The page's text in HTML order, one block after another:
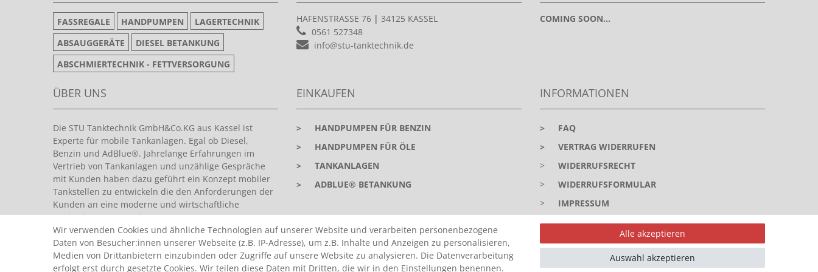
FASSREGALE HANDPUMPEN
LAGERTECHNIK
ABSAUGGERÄTE
DIESEL BETANKUNG
ABSCHMIERTECHNIK - FETTVERSORGUNG
HAFENSTRASSE 76 | 34125 KASSEL
0561 527348
info@stu-tanktechnik.de
COMING SOON...
ÜBER UNS
Die STU Tanktechnik GmbH&Co.KG aus Kassel ist
Experte für mobile Tankanlagen. Egal ob Diesel,
Benzin und AdBlue®. Jahrelange Erfahrungen im
Vertrieb von Tankanlagen und unzählige Gespräche
mit Kunden haben dazu geführt ein Konzept mobiler
Tankstellen zu entwickeln die den Anforderungen der
Kunden an eine moderne und wirtschaftliche
Tankanlage entsprechen.
EINKAUFEN
>
HANDPUMPEN FÜR BENZIN
>
HANDPUMPEN FÜR ÖLE
>
TANKANLAGEN
>
ADBLUE® BETANKUNG
INFORMATIONEN
>
FAQ
>
VERTRAG WIDERRUFEN
>
WIDERRUFSRECHT
>
WIDERRUFSFORMULAR
>
IMPRESSUM
>
DATENSCHUTZERKLÄRUNG
>
AGB
Wir verwenden Cookies und ähnliche Technologien auf unserer Website und verarbeiten personenbezogene
Daten von Besucher:innen unserer Webseite (z.B. IP-Adresse), um z.B. Inhalte und Anzeigen zu personalisieren,
Medien von Drittanbietern einzubinden oder Zugriffe auf unsere Website zu analysieren. Die Datenverarbeitung
erfolgt erst durch gesetzte Cookies. Wir teilen diese Daten mit Dritten, die wir in den Einstellungen benennen.
Alle akzeptieren
Auswahl akzeptieren